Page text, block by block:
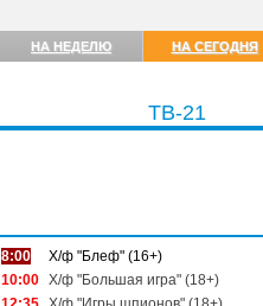
НА НЕДЕЛЮ НА СЕГОДНЯ
ТВ-21
8:00
Х/ф "Блеф" (16+)
10:00 Х/ф "Большая игра" (18+)